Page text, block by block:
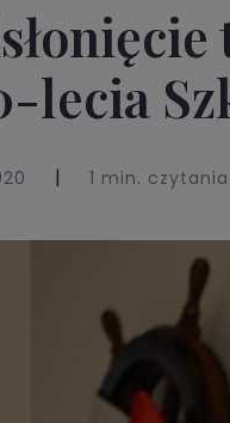
lecia
| 1 min. czytania